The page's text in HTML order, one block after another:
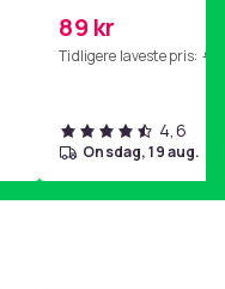
89 kr
Tidligere laveste pris: 99
4,6
onsdag, 19 aug.